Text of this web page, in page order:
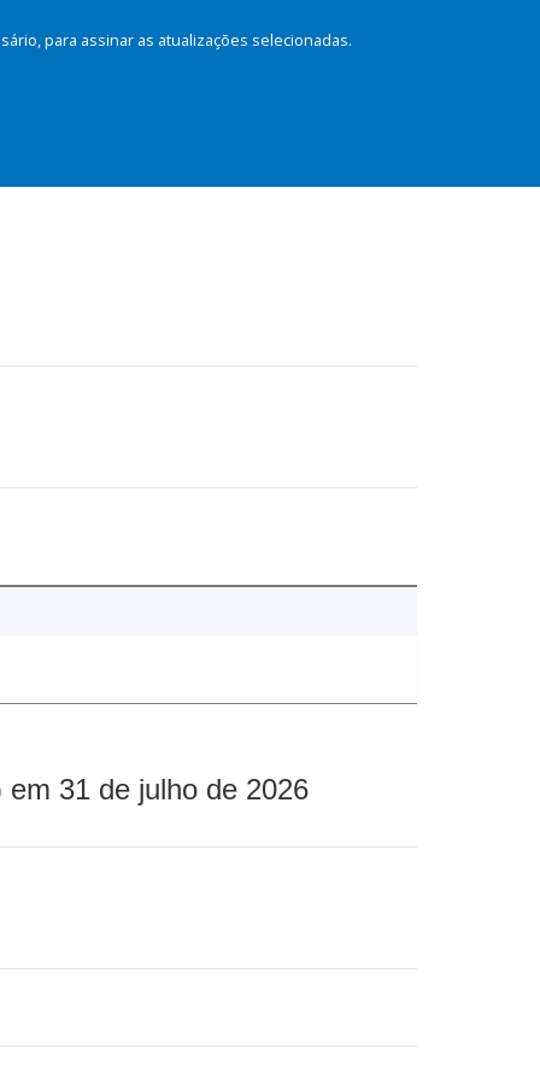
para assinar as atualizações selecionadas.
31 de julho de 2026